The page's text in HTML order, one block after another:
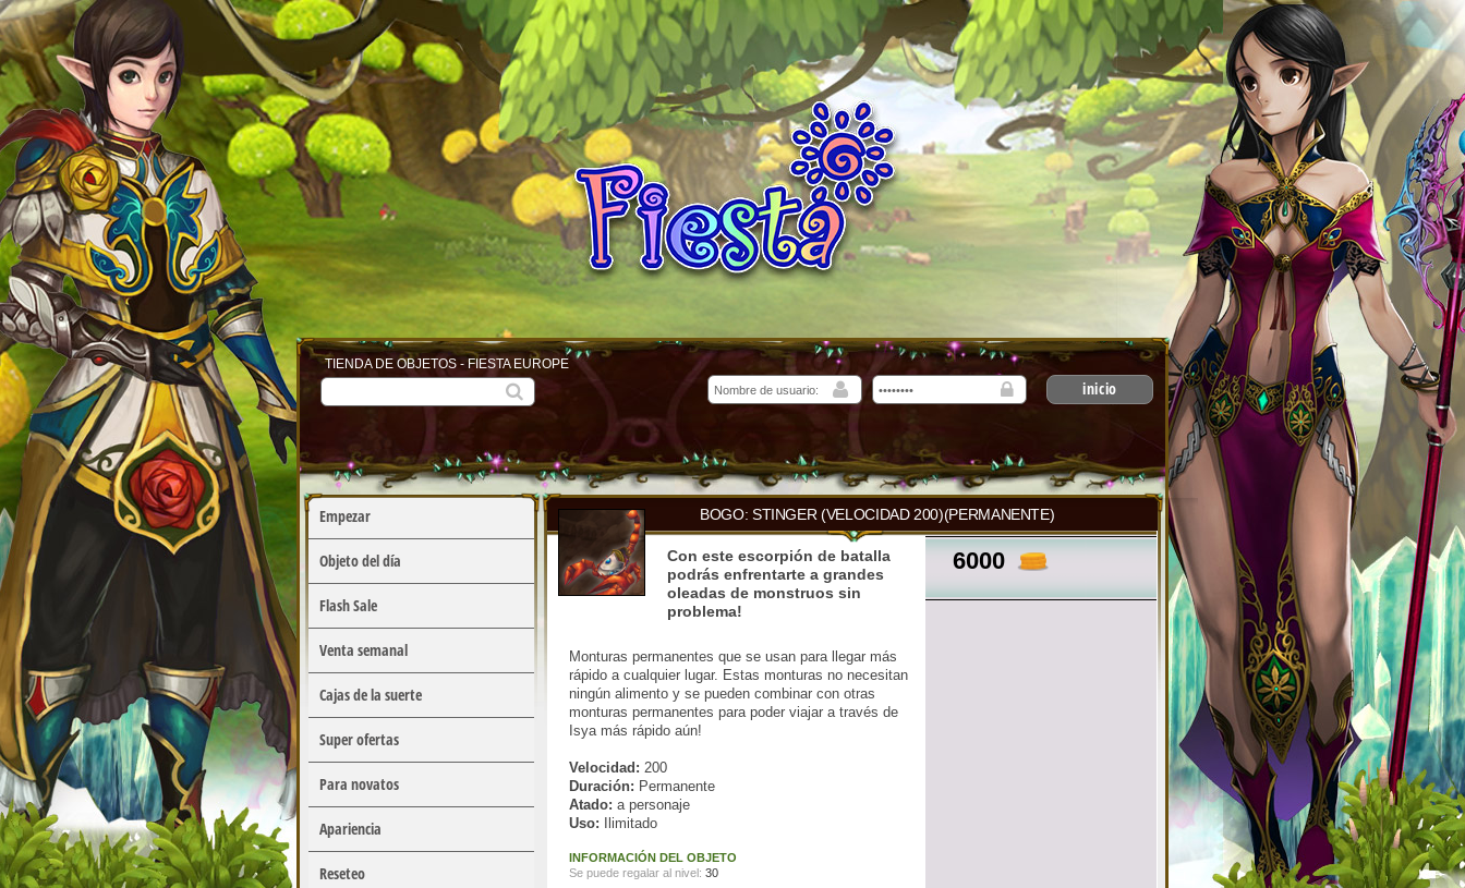
TIENDA DE OBJETOS - FIESTA EUROPE
inicio
Empezar
Objeto del día
Flash Sale
Venta semanal
Cajas de la suerte
Super ofertas
Para novatos
Apariencia
Reseteo
BOGO: STINGER (VELOCIDAD 200)(PERMANENTE)
6000
Con este escorpión de batalla
podrás enfrentarte a grandes
oleadas de monstruos sin
problema!
Monturas permanentes que se usan para llegar más
rápido a cualquier lugar. Estas monturas no necesitan
ningún alimento y se pueden combinar con otras
monturas permanentes para poder viajar a través de
Isya más rápido aún!
Velocidad: 200
Duración: Permanente
Atado: a personaje
Uso:
Ilimitado
INFORMACIÓN DEL OBJETO
Se puede regalar al nivel: 30